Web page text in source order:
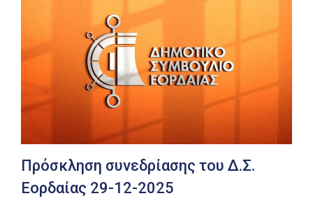
Πρόσκληση συνεδρίασης του Δ.Σ.
Εορδαίας 29-12-2025